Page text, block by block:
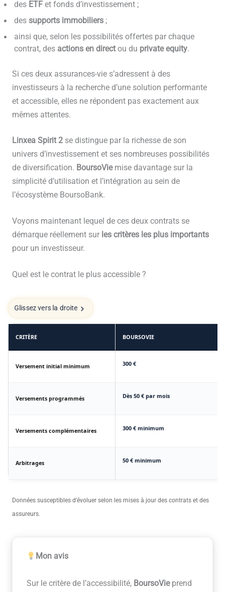
des ETFet fonds d’investissement ;
des supports immobiliers;
ainsi que, selon les possibilités offertes par chaque
contrat, des actions en directou du private equity.
Si ces deux assurances-vie s’adressent à des
investisseurs à la recherche d’une solution performante
et accessible, elles ne répondent pas exactement aux
mêmes attentes.
Linxea Spirit 2se distingue par la richesse de son
univers d’investissement et ses nombreuses possibilités
de diversification. BoursoViemise davantage sur la
simplicité d’utilisation et l’intégration au sein de
l’écosystème BoursoBank.
Voyons maintenant lequel de ces deux contrats se
démarque réellement sur les critères les plus importants
pour un investisseur.
Quel est le contrat le plus accessible ?
Glissez vers la droite
CRITÈRE BOURSOVIE
Versement initial minimum 300 €
Versements programmés Dès 50 € par mois
Versements complémentaires 300 € minimum
Arbitrages 50 € minimum
Données susceptibles d’évoluer selon les mises à jour des contrats et des
assureurs.
Mon avis
Sur le critère de l’accessibilité, BoursoVieprend